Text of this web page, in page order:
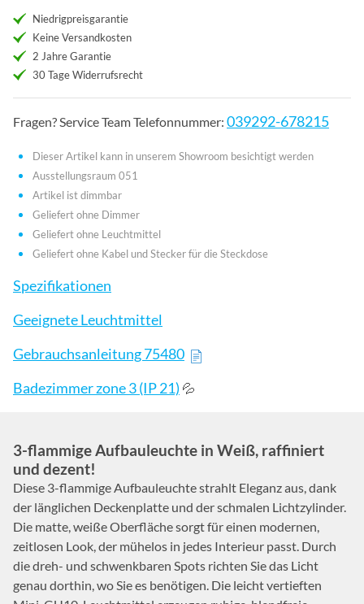
Niedrigpreisgarantie
Keine Versandkosten
2 Jahre Garantie
30 Tage Widerrufsrecht
Fragen? Service Team Telefonnummer: 039292-678215
Dieser Artikel kann in unserem Showroom besichtigt werden
Ausstellungsraum 051
Artikel ist dimmbar
Geliefert ohne Dimmer
Geliefert ohne Leuchtmittel
Geliefert ohne Kabel und Stecker für die Steckdose
Spezifikationen
Geeignete Leuchtmittel
Gebrauchsanleitung 75480
Badezimmer zone 3 (IP 21) 💦
3-flammige Aufbauleuchte in Weiß, raffiniert
und dezent!
Diese 3-flammige Aufbauleuchte strahlt Eleganz aus, dank
der länglichen Deckenplatte und der schmalen Lichtzylinder.
Die matte, weiße Oberfläche sorgt für einen modernen,
zeitlosen Look, der mühelos in jedes Interieur passt. Durch
die dreh- und schwenkbaren Spots richten Sie das Licht
genau dorthin, wo Sie es benötigen. Die leicht vertieften